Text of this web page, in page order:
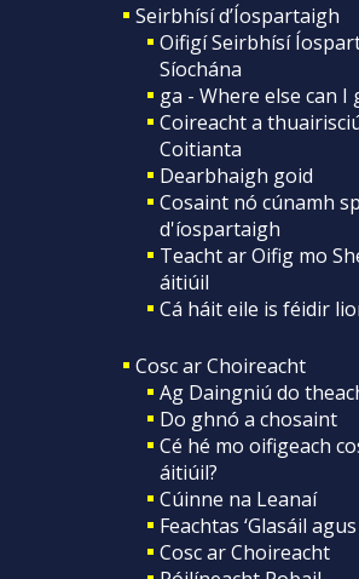
Seirbhísí d’Íospartaigh
Oifigí Seirbhísí
Síochána
ga - Where else can I
Coireacht a
Coitianta
Dearbhaigh goid
Cosaint nó cúnamh
d'íospartaigh
Teacht ar Oifig mo
áitiúil
Cá háit eile is féidir
Cosc ar Choireacht
Ag Daingniú do
Do ghnó a chosaint
Cé hé mo oifigeach
áitiúil?
Cúinne na Leanaí
Feachtas ‘Glasáil
Cosc ar Choireacht